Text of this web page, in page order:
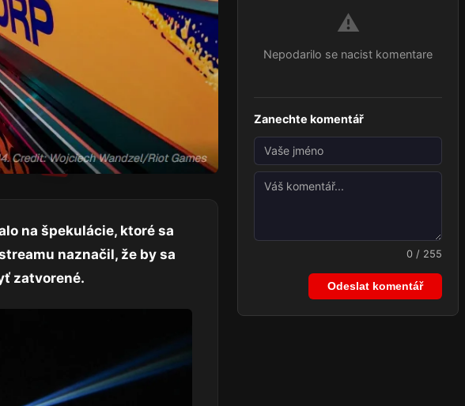
na špekulácie, ktoré sa
naznačil, že by sa
zatvorené.
⚠️
Nepodarilo se nacist komentare
Zanechte komentář
0 / 255
Odeslat komentář